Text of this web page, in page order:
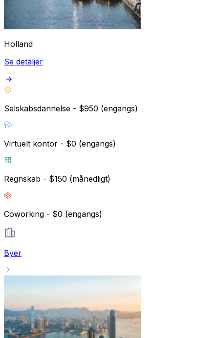
Holland
Se detaljer
Selskabsdannelse - $950 (engangs)
Virtuelt kontor - $0 (engangs)
Regnskab - $150 (månedligt)
Coworking - $0 (engangs)
Byer